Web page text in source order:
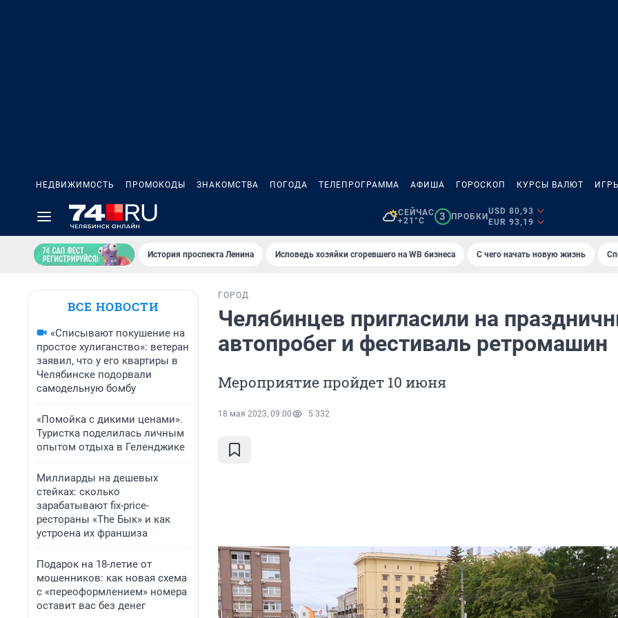
НЕДВИЖИМОСТЬ ПРОМОКОДЫ ЗНАКОМСТВА ПОГОДА ТЕЛЕПРОГРАММА АФИША ГОРОСКОП КУРСЫ ВАЛЮТ
СЕЙЧАС
+21°C
3 ПРОБКИ
USD 80,93
EUR 93,19
История проспекта Ленина Исповедь хозяйки сгоревшего на WB бизнеса С чего начать новую жизнь
ВСЕ НОВОСТИ
«Списывают покушение на
простое хулиганство»: ветеран
заявил, что у его квартиры в
Челябинске подорвали
самодельную бомбу
«Помойка с дикими ценами».
Туристка поделилась личным
опытом отдыха в Геленджике
Миллиарды на дешевых
стейках: сколько
зарабатывают fix-price-
рестораны «The Бык» и как
устроена их франшиза
Подарок на 18-летие от
мошенников: как новая схема
с «переоформлением» номера
оставит вас без денег
ГОРОД
Челябинцев пригласили на
автопробег и фестиваль ретромашин
Мероприятие пройдет 10 июня
18 мая 2023, 09:00 5 332